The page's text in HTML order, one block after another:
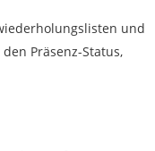
und
Präsenz-Status,